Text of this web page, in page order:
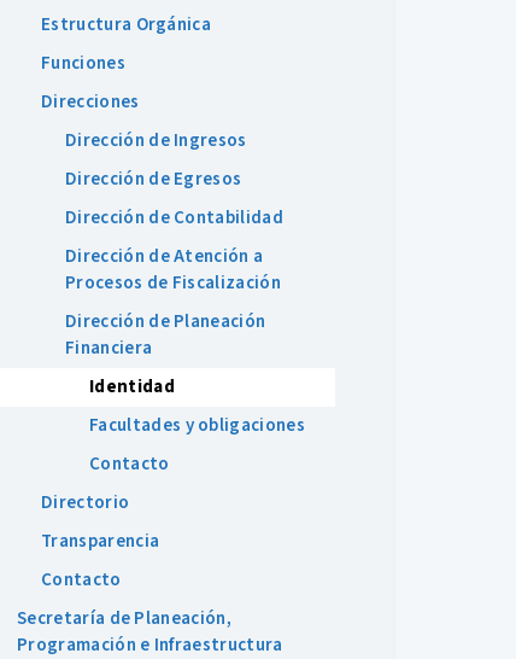
Estructura Orgánica
Funciones
Direcciones
Dirección de Ingresos
Dirección de Egresos
Dirección de Contabilidad
Dirección de Atención a
Procesos de Fiscalización
Dirección de Planeación
Financiera
Identidad
Facultades y obligaciones
Contacto
Directorio
Transparencia
Contacto
Secretaría de Planeación,
Programación e Infraestructura